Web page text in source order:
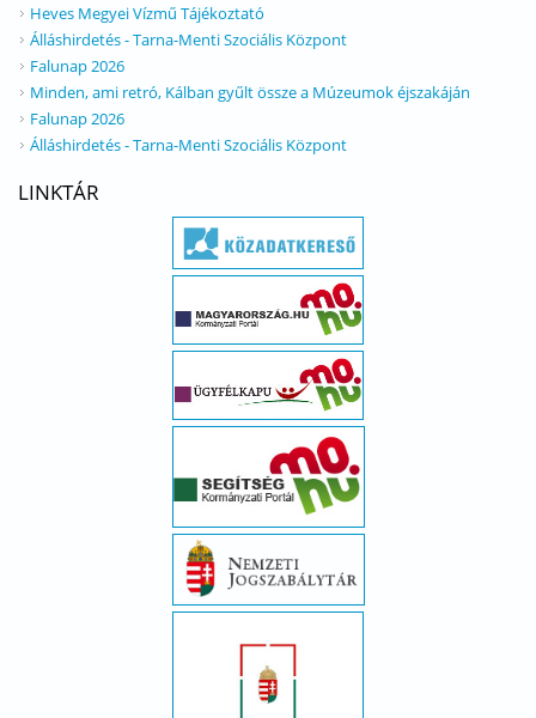
Heves Megyei Vízmű Tájékoztató
Álláshirdetés - Tarna-Menti Szociális Központ
Falunap 2026
Minden, ami retró, Kálban gyűlt össze a Múzeumok éjszakáján
Falunap 2026
Álláshirdetés - Tarna-Menti Szociális Központ
LINKTÁR